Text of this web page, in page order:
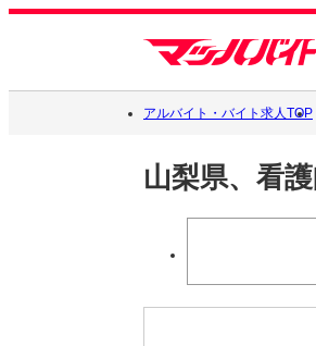
アルバイト・バイト求人TOP
山梨県、看